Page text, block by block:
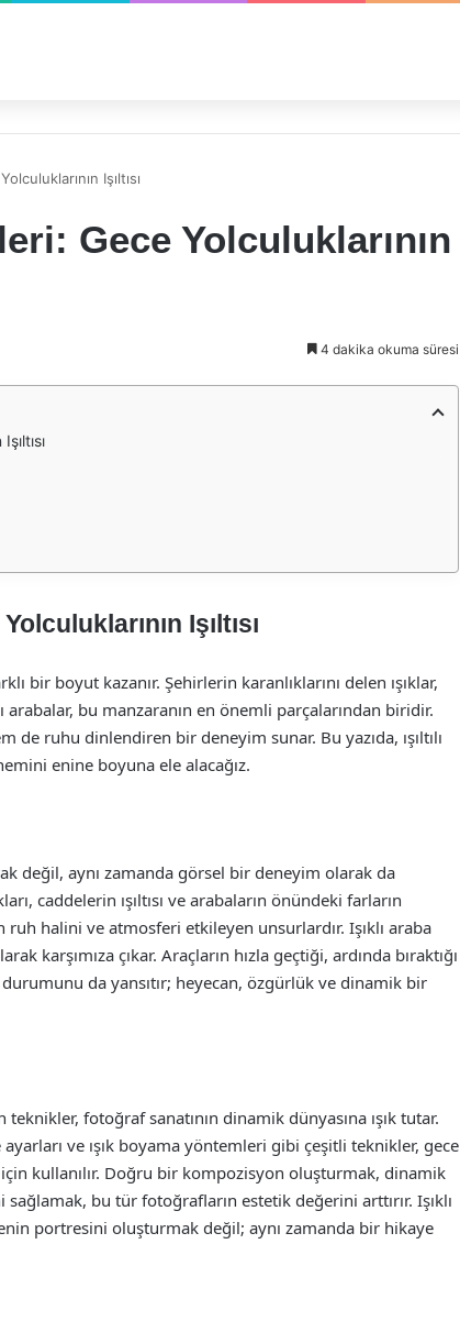
Işıltısı
Gece Yolculuklarının
4 dakika okuma süresi
Işıltısı
bir boyut kazanır. Şehirlerin karanlıklarını delen ışıklar,
bu manzaranın en önemli parçalarından biridir.
de ruhu dinlendiren bir deneyim sunar. Bu yazıda, ışıltılı
enine boyuna ele alacağız.
değil, aynı zamanda görsel bir deneyim olarak da
caddelerin ışıltısı ve arabaların önündeki farların
halini ve atmosferi etkileyen unsurlardır. Işıklı araba
karşımıza çıkar. Araçların hızla geçtiği, ardında bıraktığı
da yansıtır; heyecan, özgürlük ve dinamik bir
fotoğraf sanatının dinamik dünyasına ışık tutar.
ve ışık boyama yöntemleri gibi çeşitli teknikler, gece
kullanılır. Doğru bir kompozisyon oluşturmak, dinamik
bu tür fotoğrafların estetik değerini arttırır. Işıklı
portresini oluşturmak değil; aynı zamanda bir hikaye